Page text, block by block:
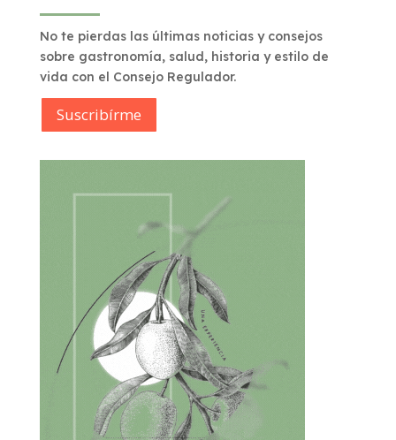
No te pierdas las últimas noticias y consejos
sobre gastronomía, salud, historia y estilo de
vida con el Consejo Regulador.
Suscribírme